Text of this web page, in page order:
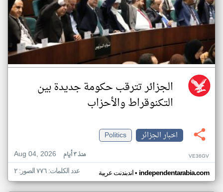
الجزائر تترقب حكومة جديدة بين
التكنوقراط والأحزاب
اخبار الجزائر
Politics
Aug 04, 2026
منذ ٣ أيام VE36GV
اندبندنت عربية• independentarabia.com عدد الكلمات: ٧٧٦ الصور: ٢